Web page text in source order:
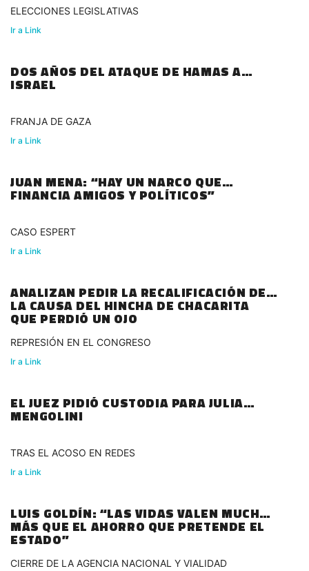
ELECCIONES LEGISLATIVAS
Ir a Link
DOS AÑOS DEL ATAQUE DE HAMAS A
ISRAEL
FRANJA DE GAZA
Ir a Link
JUAN MENA: “HAY UN NARCO QUE
FINANCIA AMIGOS Y POLÍTICOS”
CASO ESPERT
Ir a Link
ANALIZAN PEDIR LA RECALIFICACIÓN DE
LA CAUSA DEL HINCHA DE CHACARITA
QUE PERDIÓ UN OJO
REPRESIÓN EN EL CONGRESO
Ir a Link
EL JUEZ PIDIÓ CUSTODIA PARA JULIA
MENGOLINI
TRAS EL ACOSO EN REDES
Ir a Link
LUIS GOLDÍN: “LAS VIDAS VALEN MUCHOS
MÁS QUE EL AHORRO QUE PRETENDE EL
ESTADO”
CIERRE DE LA AGENCIA NACIONAL Y VIALIDAD